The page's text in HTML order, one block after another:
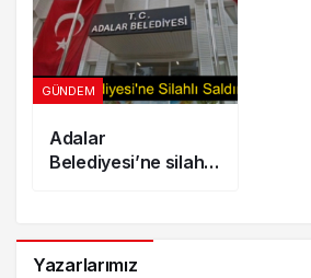
GÜNDEM
Adalar
Belediyesi’ne silahlı
Yazarlarımız